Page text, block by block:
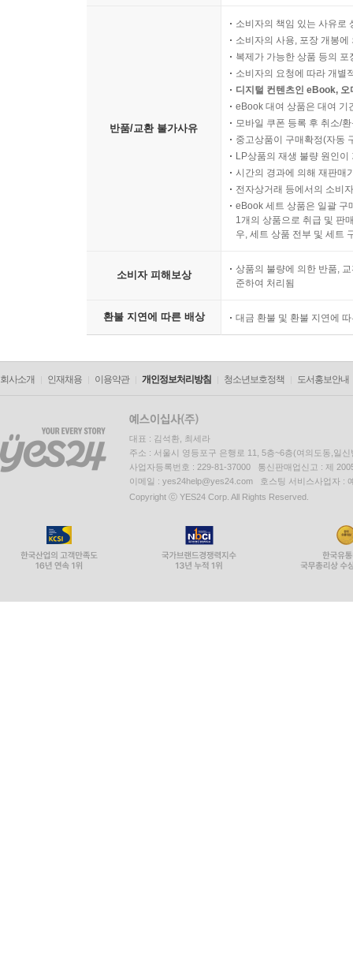
반품/교환 불가사유
소비자의 책임 있는 사유로
소비자의 사용, 포장 개봉
복제가 가능한 상품 등의
소비자의 요청에 따라 개별
디지털 컨텐츠인 eBook,
eBook 대여 상품은 대여 기
모바일 쿠폰 등록 후 취소/
중고상품이 구매확정(자동
LP상품의 재생 불량 원인
시간의 경과에 의해 재판매
전자상거래 등에서의 소비
eBook 세트 상품은 일괄 구
1개의 상품으로 취급 및 판
우, 세트 상품 전부 및 세트
소비자 피해보상
상품의 불량에 의한 반품,
준하여 처리됨
환불 지연에 따른 배상 대금 환불 및 환불 지연에
회사소개 인재채용 이용약관 개인정보처리방침 청소년보호정책 도서홍보안내
대표 : 김석환, 최세라
주소 : 서울시 영등포구 은행로 11, 5층~6층(여의도동,일신
사업자등록번호 : 229-81-37000 통신판매업신고 : 제
이메일 : yes24help@yes24.com 호스팅 서비스사업자 :
Copyright ⓒ YES24 Corp. All Rights Reserved.